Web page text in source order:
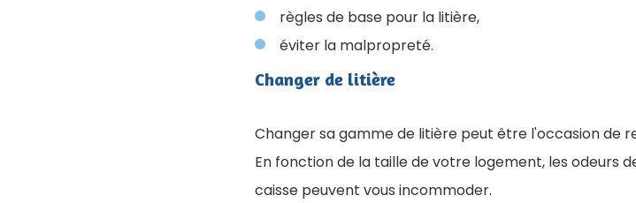
règles de base pour la litière,
éviter la malpropreté.
Changer de litière
Changer sa gamme de litière peut être l'occasion de
En fonction de la taille de votre logement, les odeurs
caisse peuvent vous incommoder.